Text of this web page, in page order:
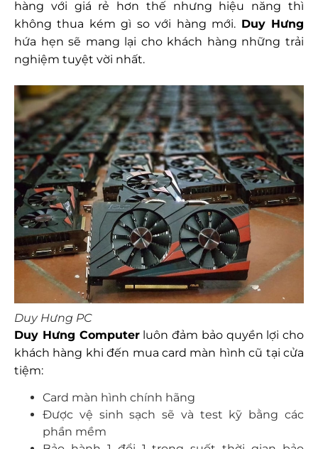
hàng với giá rẻ hơn thế nhưng hiệu năng thì
không thua kém gì so với hàng mới. Duy Hưng
hứa hẹn sẽ mang lại cho khách hàng những trải
nghiệm tuyệt vời nhất.
Duy Hưng PC
Duy Hưng Computerluôn đảm bảo quyền lợi cho
khách hàng khi đến mua card màn hình cũ tại cửa
tiệm:
Card màn hình chính hãng
Được vệ sinh sạch sẽ và test kỹ bằng các
phần mềm